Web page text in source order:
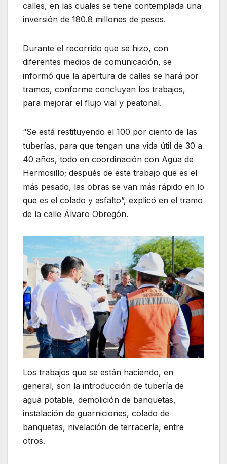
calles, en las cuales se tiene contemplada una
inversión de 180.8 millones de pesos.
Durante el recorrido que se hizo, con
diferentes medios de comunicación, se
informó que la apertura de calles se hará por
tramos, conforme concluyan los trabajos,
para mejorar el flujo vial y peatonal.
“Se está restituyendo el 100 por ciento de las
tuberías, para que tengan una vida útil de 30 a
40 años, todo en coordinación con Agua de
Hermosillo; después de este trabajo que es el
más pesado, las obras se van más rápido en lo
que es el colado y asfalto”, explicó en el tramo
de la calle Álvaro Obregón.
Los trabajos que se están haciendo, en
general, son la introducción de tubería de
agua potable, demolición de banquetas,
instalación de guarniciones, colado de
banquetas, nivelación de terracería, entre
otros.